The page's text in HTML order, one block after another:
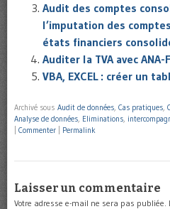
Audit des comptes
l’imputation des
états financiers
Auditer la TVA avec ANA-
VBA, EXCEL : créer un
Archivé sous Audit de données, Cas pratiques,
Analyse de données, Eliminations,
Commenter Permalink
Laisser un commentaire
Votre adresse e-mail ne sera pas publiée.